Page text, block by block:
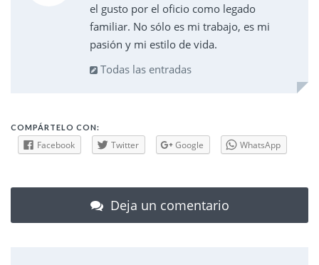
el gusto por el oficio como legado
familiar. No sólo es mi trabajo, es mi
pasión y mi estilo de vida.
Todas las entradas
COMPÁRTELO CON:
Facebook Twitter Google WhatsApp
Deja un comentario